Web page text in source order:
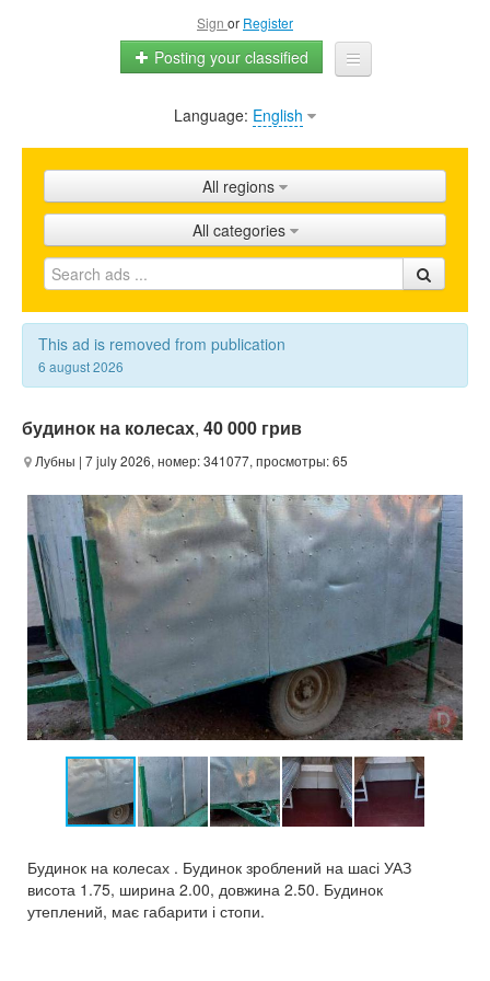
Sign or Register
Posting your classified
Home
Shops
Promotion
FAQ
Blog
Language: English
All regions
All categories
This ad is removed from publication
6 august 2026
будинок на колесах, 40 000 грив
Лубны | 7 july 2026, номер: 341077, просмотры: 65
Будинок на колесах . Будинок зроблений на шасі УАЗ
висота 1.75, ширина 2.00, довжина 2.50. Будинок
утеплений, має габарити і стопи.